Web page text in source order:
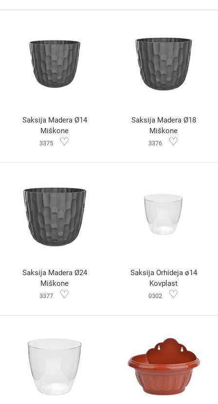
Saksija Madera Ø14
Miškone
3375 ♡
Saksija Madera Ø18
Miškone
3376 ♡
Saksija Madera Ø24
Miškone
3377 ♡
Saksija Orhideja ø14
Kovplast
0302 ♡